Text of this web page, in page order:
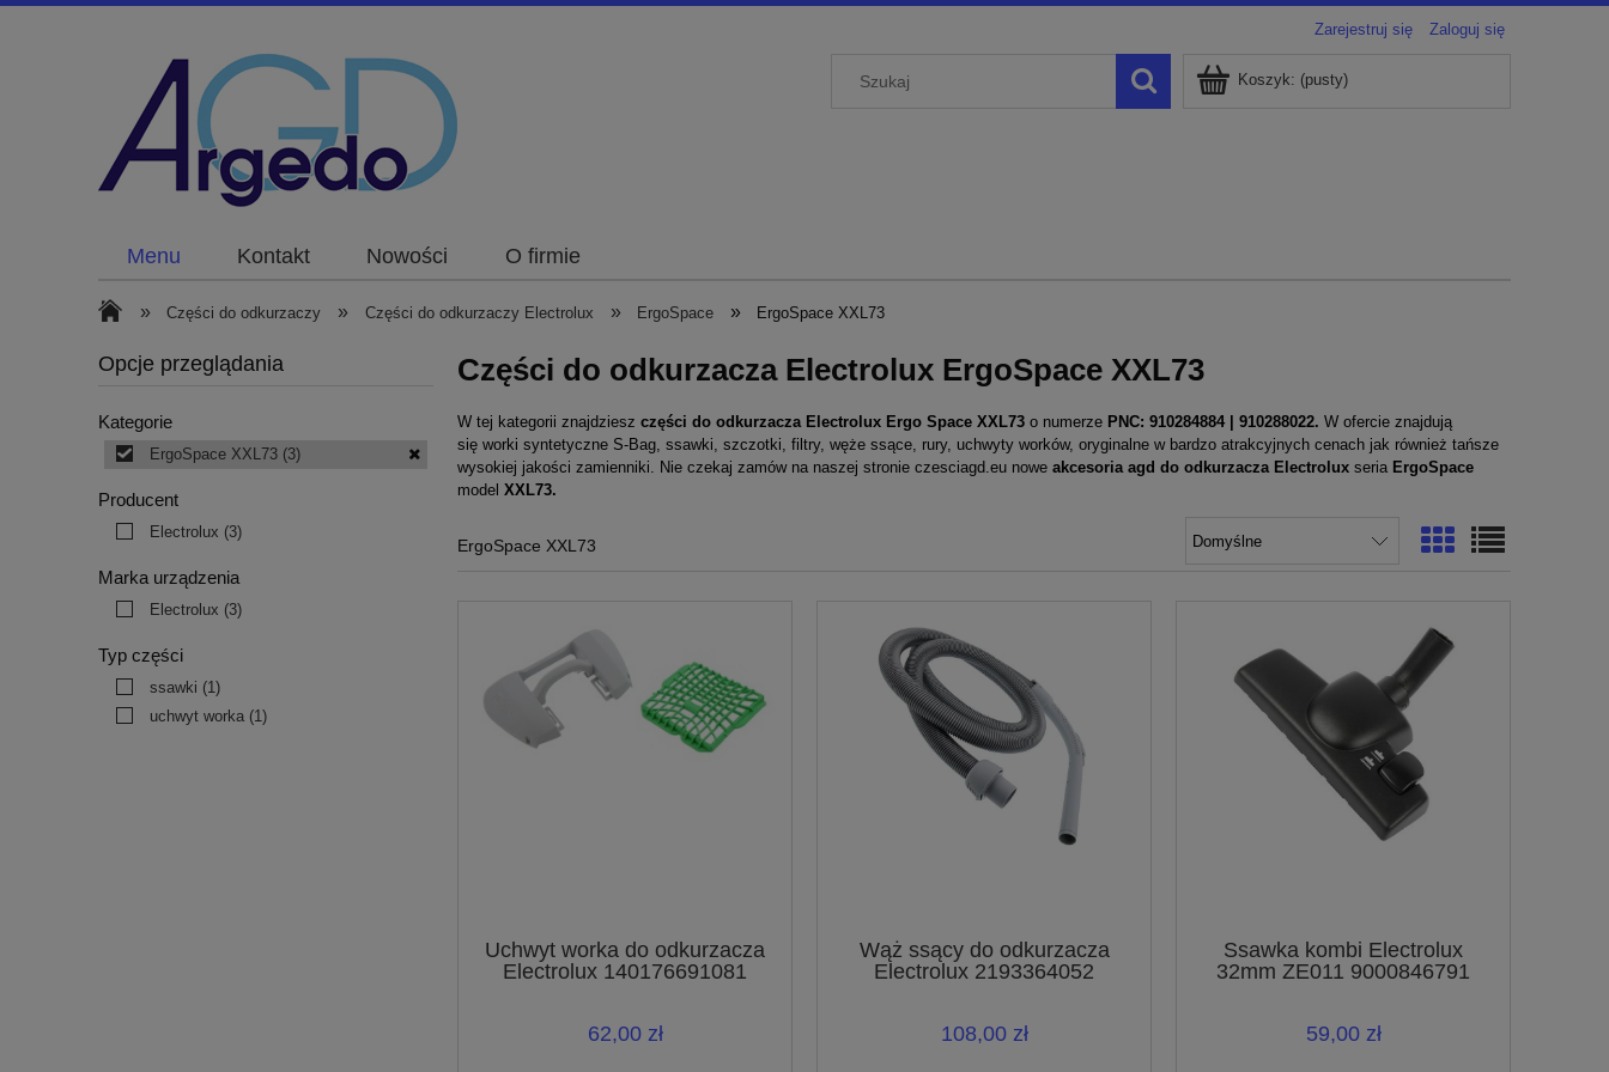
Zarejestruj się Zaloguj się
Koszyk: (pusty)
Menu Kontakt Nowości O firmie
» Części do odkurzaczy » Części do odkurzaczy Electrolux » ErgoSpace » ErgoSpace XXL73
Opcje przeglądania
Kategorie
ErgoSpace XXL73 (3)
Producent
Electrolux (3)
Marka urządzenia
Electrolux (3)
Typ części
ssawki (1)
uchwyt worka (1)
Części do odkurzacza Electrolux ErgoSpace XXL73
W tej kategorii znajdziesz części do odkurzacza Electrolux Ergo Space XXL73 o numerze PNC: 910284884 | 910288022. W ofercie znajdują
się worki syntetyczne S-Bag, ssawki, szczotki, filtry, węże ssące, rury, uchwyty worków, oryginalne w bardzo atrakcyjnych cenach jak również tańsze
wysokiej jakości zamienniki. Nie czekaj zamów na naszej stronie czesciagd.eu nowe akcesoria agd do odkurzacza Electrolux seria ErgoSpace
model XXL73.
ErgoSpace XXL73
Uchwyt worka do odkurzacza
Electrolux 140176691081
62,00 zł
Wąż ssący do odkurzacza
Electrolux 2193364052
108,00 zł
Ssawka kombi Electrolux
32mm ZE011 9000846791
59,00 zł